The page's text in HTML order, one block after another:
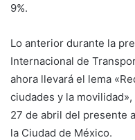
9%.
Lo anterior durante la
Internacional de
ahora llevará el lema
ciudades y la
27 de abril del presente
la Ciudad de México.